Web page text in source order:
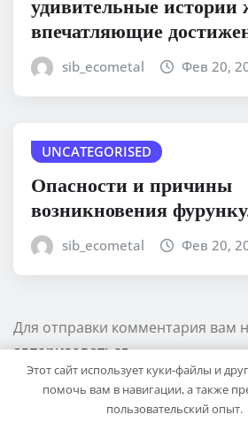
удивительные истории
впечатляющие
sib_ecometal Фев 20,
UNCATEGORISED
Опасности и причины
возникновения
sib_ecometal Фев 20,
Для отправки комментария вам
авторизоваться
Этот сайт использует куки-файлы и
помочь вам в навигации, а также
пользовательский опыт.